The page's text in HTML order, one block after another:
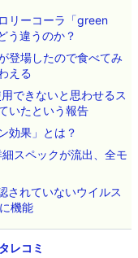
リーコーラ「green
う違うのか？
登場したので食べてみ
える
できないと思わせるス
いたという報告
効果」とは？
スペックが流出、全モ
されていないウイルス
機能
レコミ